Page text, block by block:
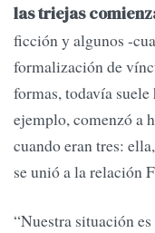
las triejas
ficción y algunos -
formalización de
formas, todavía
ejemplo, comenzó a
cuando eran tres:
se unió a la relación
“Nuestra situación